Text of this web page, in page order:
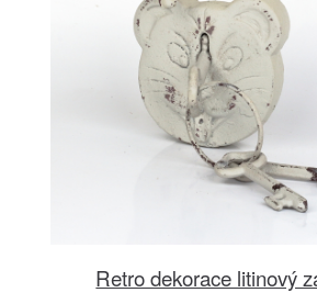
Retro dekorace litinový